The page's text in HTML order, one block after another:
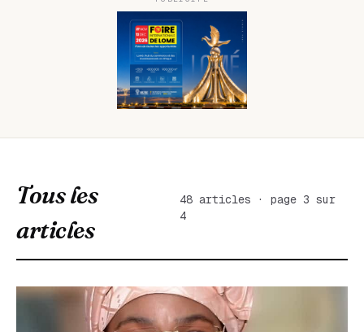
Tous les
articles
48 articles · page 3 sur
4